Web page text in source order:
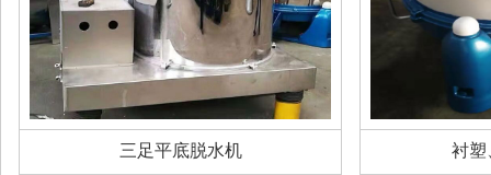
三足平底脱水机 衬塑